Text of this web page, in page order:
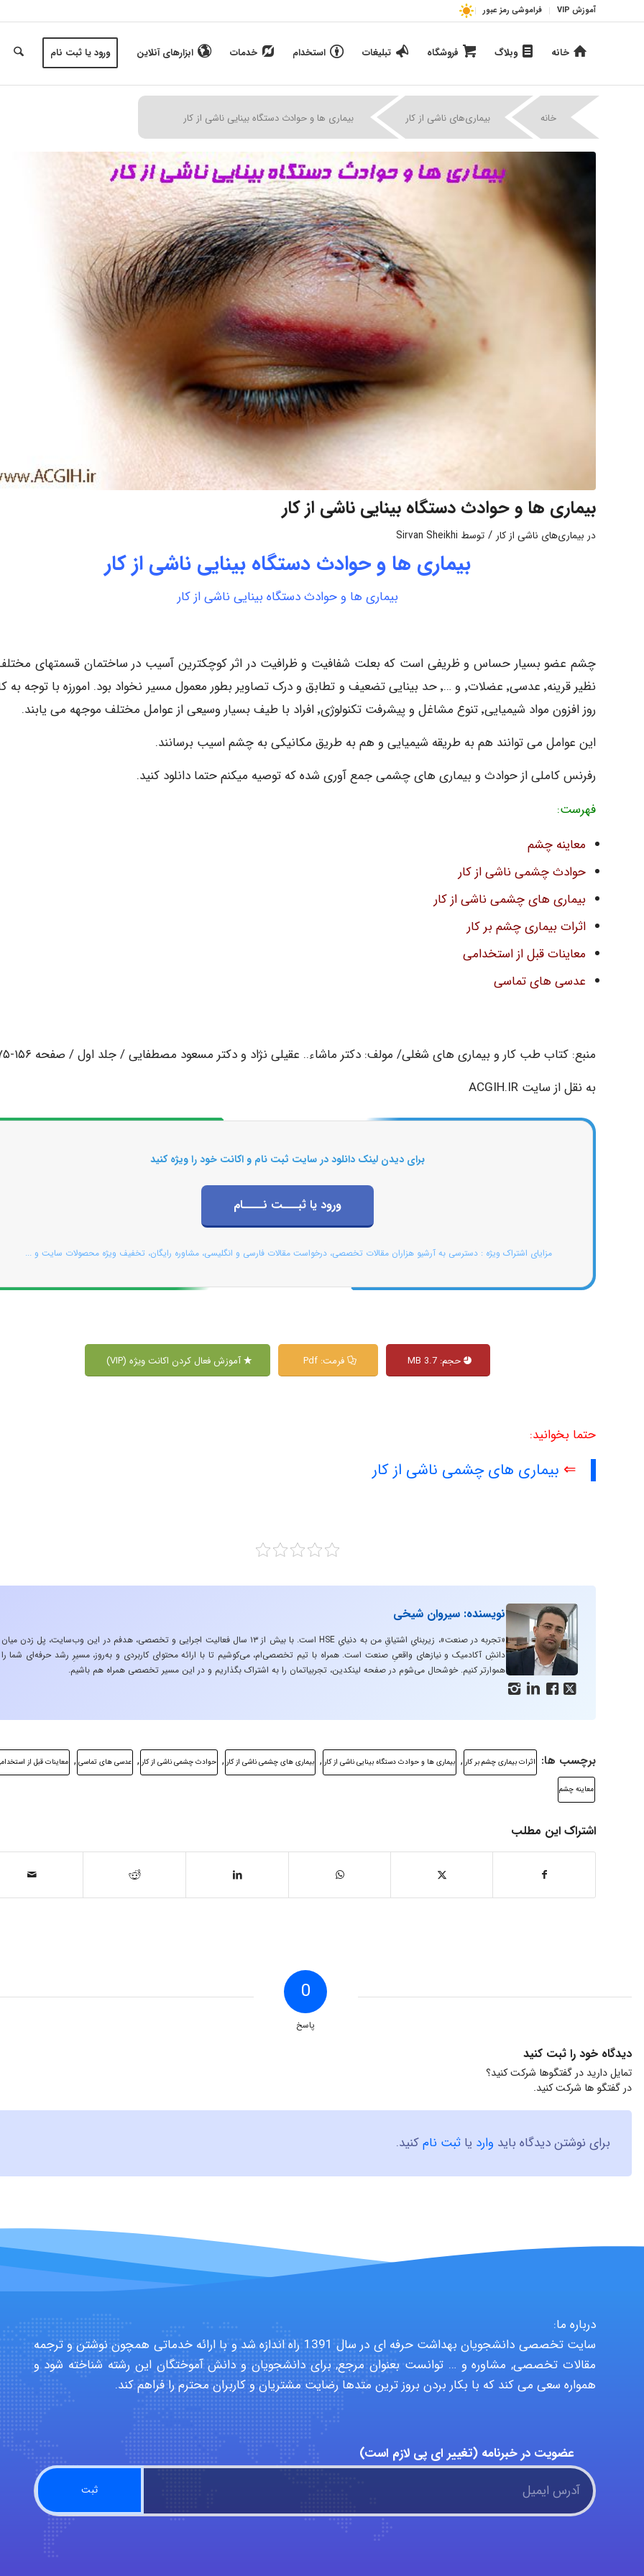
آموزش VIP فراموشی رمز عبور
خانه وبلاگ فروشگاه تبلیغات استخدام خدمات ابزارهای آنلاین ورود یا ثبت نام
خانه بیماری‌های ناشی از کار | بیماری ها و حوادث دستگاه بینایی ناشی از کار
بیماری ها و حوادث دستگاه بینایی ناشی از کار
در بیماری‌های ناشی از کار / توسط Sirvan Sheikhi
بیماری ها و حوادث دستگاه بینایی ناشی از کار
بیماری ها و حوادث دستگاه بینایی ناشی از کار
چشم عضو بسیار حساس و ظریفی است که بعلت شفافیت و ظرافیت در اثر کوچکترین آسیب در ساختمان قسمتهای
نظیر قرینه٬ عدسی٬ عضلات٬ و …٬ حد بینایی تضعیف و تطابق و درک تصاویر بطور معمول مسیر نخواد بود. امورزه با توجه به
روز افزون مواد شیمیایی٬ تنوع مشاغل و پیشرفت تکنولوژی٬ افراد با طیف بسیار وسیعی از عوامل مختلف موجهه می یابند.
این عوامل می توانند هم به طریقه شیمیایی و هم به طریق مکانیکی به چشم اسیب برسانند.
رفرنس کاملی از حوادث و بیماری های چشمی جمع آوری شده که توصیه میکنم حتما دانلود کنید.
فهرست:
معاینه چشم
حوادث چشمی ناشی از کار
بیماری های چشمی ناشی از کار
اثرات بیماری چشم بر کار
معاینات قبل از استخدامی
عدسی های تماسی
منبع: کتاب طب کار و بیماری های شغلی/ مولف: دکتر ماشاء.. عقیلی نژاد و دکتر مسعود مصطفایی / جلد اول / صفحه ۱۵۶-۱۷۵
به نقل از سایت ACGIH.IR
برای دیدن لینک دانلود در سایت ثبت نام و اکانت خود را ویژه کنید
ورود یا ثبـــت نــــام
مزایای اشتراک ویژه : دسترسی به آرشیو هزاران مقالات تخصصی، درخواست مقالات فارسی و انگلیسی، مشاوره رایگان، تخفیف ویژه محصولات سایت و ...
حجم: 3.7 MB فرمت: Pdf آموزش فعال کردن اکانت ویژه (VIP)
حتما بخوانید:
⇐ بیماری های چشمی ناشی از کار
   
نویسنده: سیروان شیخی
«تجربه در صنعت»، زیربنایِ اشتیاقِ من به دنیایِ HSE است. با بیش از ۱۳ سال فعالیت اجرایی و تخصصی، هدفم در این وب‌سایت، پل زدن میان
دانشِ آکادمیک و نیازهای واقعیِ صنعت است. همراه با تیم تخصصی‌ام، می‌کوشیم تا با ارائه محتوای کاربردی و به‌روز، مسیرِ رشد حرفه‌ای شما را
هموارتر کنیم. خوشحال می‌شوم در صفحه لینکدین، تجربیاتمان را به اشتراک بگذاریم و در این مسیر تخصصی همراه هم باشیم.
برچسب ها: اثرات بیماری چشم بر کار , بیماری ها و حوادث دستگاه بینایی ناشی از کار , بیماری های چشمی ناشی از کار , حوادث چشمی ناشی از کار , عدسی های تماسی , معاینات قبل از
معاینه چشم
اشتراک این مطلب
0
پاسخ
دیدگاه خود را ثبت کنید
تمایل دارید در گفتگوها شرکت کنید؟
در گفتگو ها شرکت کنید.
برای نوشتن دیدگاه باید وارد یا ثبت نامکنید.
درباره ما:
سایت تخصصی دانشجویان بهداشت حرفه ای در سال 1391 راه اندازه شد و با ارائه خدماتی همچون نوشتن و ترجمه
مقالات تخصصی, مشاوره و … توانست بعنوان مرجع, برای دانشجویان و دانش آموختگان این رشته شناخته شود و
همواره سعی می کند که با بکار بردن بروز ترین متدها رضایت مشتریان و کاربران محترم را فراهم کند.
عضویت در خبرنامه (تغییر ای پی لازم است)